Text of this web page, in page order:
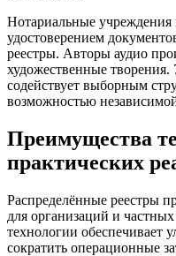
Нотариальные
удостоверением
реестры. Авторы аудио
художественные
содействует выборным
возможностью
Преимущества
практических
Распределённые реестры
для организаций и
технологии обеспечивает
сократить операционные